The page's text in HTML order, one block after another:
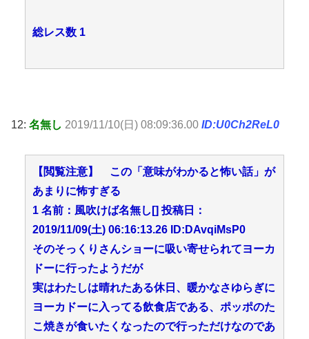
総レス数 1
12: 名無し 2019/11/10(日) 08:09:36.00 ID:U0Ch2ReL0
【閲覧注意】 この「意味がわかると怖い話」が
あまりに怖すぎる
1 名前：風吹けば名無し[] 投稿日：
2019/11/09(土) 06:16:13.26 ID:DAvqiMsP0
そのそっくりさんショーに吸い寄せられてヨーカ
ドーに行ったようだが
実はわたしは晴れたある休日、暖かなさゆらぎに
ヨーカドーに入ってる飲食店である、ポッポのた
こ焼きが食いたくなったので行っただけなのであ